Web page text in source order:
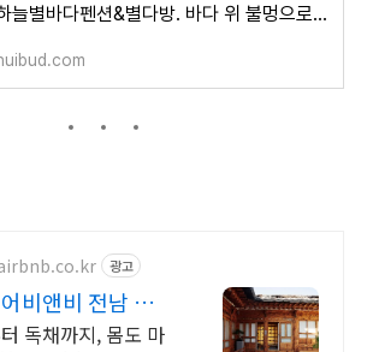
하늘별바다펜션&별다방. 바다 위 불멍으로 마지막 밤을 화끈하게 불사르다!
광고
비앤비 전남 남도
독채까지, 몸도 마